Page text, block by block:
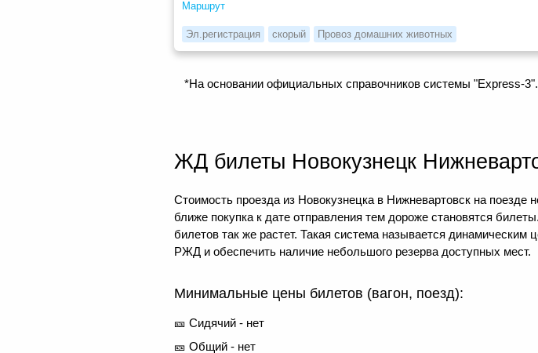
Маршрут
Эл.регистрация скорый Провоз домашних животных
*На основании официальных справочников системы "Express-3".
ЖД билеты Новокузнецк
Стоимость проезда из Новокузнецка в Нижневартовск на поезде
ближе покупка к дате отправления тем дороже становятся
билетов так же растет. Такая система называется
РЖД и обеспечить наличие небольшого резерва доступных мест.
Минимальные цены билетов (вагон, поезд):
🎫 Сидячий - нет
🎫 Общий - нет